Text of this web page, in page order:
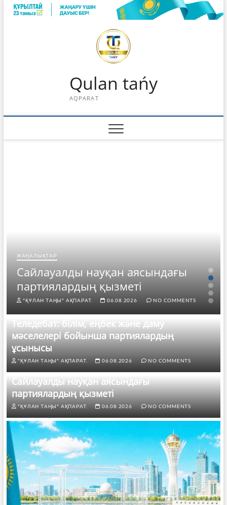
Skip
Qulan tańy
AQPARAT
ЖАҢАЛЫҚТАР
Сайлауалды науқан аясындағы
партиялардың қызметі
"ҚҰЛАН ТАҢЫ" АҚПАРАТ. 06.08.2026 NO COMMENTS
Теледебат: білім, еңбек және даму
мәселелері бойынша партиялардың
ұсынысы
"ҚҰЛАН ТАҢЫ" АҚПАРАТ. 06.08.2026 NO COMMENTS
Сайлауалды науқан аясындағы
партиялардың қызметі
"ҚҰЛАН ТАҢЫ" АҚПАРАТ. 06.08.2026 NO COMMENTS